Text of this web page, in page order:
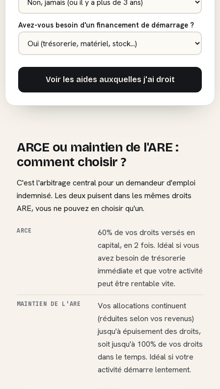
Avez-vous besoin d'un financement de démarrage ?
Voir les aides auxquelles j'ai droit
ARCE ou maintien de l'ARE :
comment choisir ?
C'est l'arbitrage central pour un demandeur d'emploi
indemnisé. Les deux puisent dans les mêmes droits
ARE, vous ne pouvez en choisir qu'un.
ARCE
60% de vos droits versés en
capital, en 2 fois. Idéal si vous
avez besoin de trésorerie
immédiate et que votre activité
peut être rentable vite.
MAINTIEN DE L'ARE
Vos allocations continuent
(réduites selon vos revenus)
jusqu'à épuisement des droits,
soit jusqu'à 100% de vos droits
dans le temps. Idéal si votre
activité démarre lentement.